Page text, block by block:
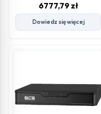
6777,79 zł
Dowiedz się więcej